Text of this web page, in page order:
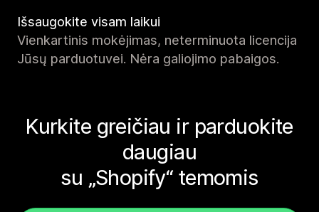
Išsaugokite visam laikui
Vienkartinis mokėjimas, neterminuota licencija
Jūsų parduotuvei. Nėra galiojimo pabaigos.
Kurkite greičiau ir parduokite
daugiau
su „Shopify“ temomis